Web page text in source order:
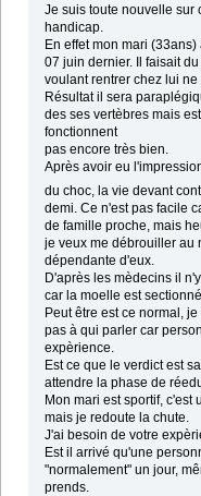
Je suis toute nouvelle sur
handicap.
En effet mon mari
07 juin dernier. Il faisait
voulant rentrer chez lui ne
Résultat il sera
des ses vertèbres mais
fonctionnent
pas encore très bien.
Après avoir eu
du choc, la vie devant
demi. Ce n'est pas facile
de famille proche, mais
je veux me débrouiller au
dépendante d'eux.
D'après les mèdecins il
car la moelle est
Peut être est ce normal,
pas à qui parler car
expèrience.
Est ce que le verdict est
attendre la phase de
Mon mari est sportif, c'est
mais je redoute la chute.
J'ai besoin de votre
Est il arrivé qu'une
"normalement" un jour,
prends.